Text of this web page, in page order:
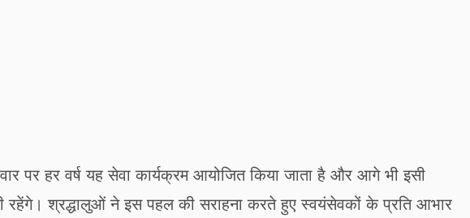
पर हर वर्ष यह सेवा कार्यक्रम आयोजित किया जाता है और आगे भी इसी
रहेंगे। श्रद्धालुओं ने इस पहल की सराहना करते हुए स्वयंसेवकों के प्रति आभार